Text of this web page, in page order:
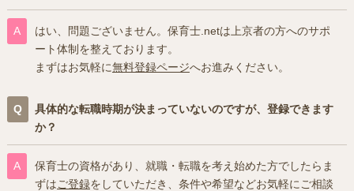
はい、問題ございません。保育士.netは上京者の方へのサポ
ート体制を整えております。
まずはお気軽に無料登録ページへお進みください。
具体的な転職時期が決まっていないのですが、登録できます
か？
保育士の資格があり、就職・転職を考え始めた方でしたらま
ずはご登録をしていただき、条件や希望などお気軽にご相談